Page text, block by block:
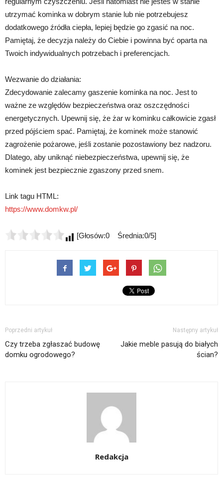
utrzymać kominka w dobrym stanie lub nie potrzebujesz
dodatkowego źródła ciepła, lepiej będzie go zgasić na noc.
Pamiętaj, że decyzja należy do Ciebie i powinna być oparta na
Twoich indywidualnych potrzebach i preferencjach.
Wezwanie do działania:
Zdecydowanie zalecamy gaszenie kominka na noc. Jest to
ważne ze względów bezpieczeństwa oraz oszczędności
energetycznych. Upewnij się, że żar w kominku całkowicie zgasł
przed pójściem spać. Pamiętaj, że kominek może stanowić
zagrożenie pożarowe, jeśli zostanie pozostawiony bez nadzoru.
Dlatego, aby uniknąć niebezpieczeństwa, upewnij się, że
kominek jest bezpiecznie zgaszony przed snem.
Link tagu HTML:
https://www.domkw.pl/
[Głosów:0 Średnia:0/5]
Poprzedni artykuł
Czy trzeba zgłaszać budowę
domku ogrodowego?
Następny artykuł
Jakie meble pasują do białych
ścian?
Redakcja